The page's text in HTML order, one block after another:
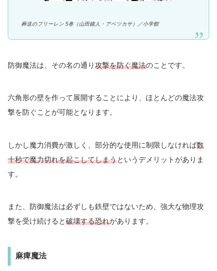
葬送のフリーレン 5巻（山田鐘人・アベツカサ）／小学館
防御魔法は、その名の通り攻撃を防ぐ魔法のことです。
六角形の壁を作って展開することにより、ほとんどの魔法攻
撃を防ぐことが可能となります。
しかし魔力消費が激しく、部分的な使用に制限しなければ数
十秒で魔力切れを起こしてしまうというデメリットがありま
す。
また、防御魔法は必ずしも鉄壁ではないため、強大な物理攻
撃を受け続けると破壊する恐れがあります。
麻痺魔法